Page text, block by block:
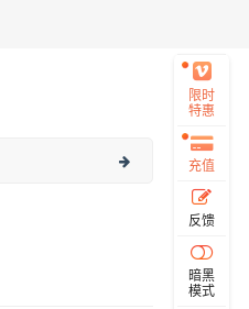
限时
特惠
充值
反馈
暗黑
模式